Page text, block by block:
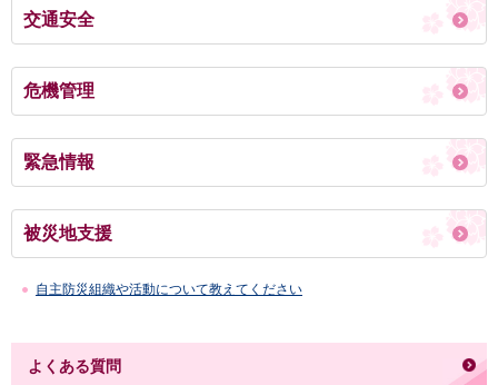
交通安全
危機管理
緊急情報
被災地支援
自主防災組織や活動について教えてください
よくある質問